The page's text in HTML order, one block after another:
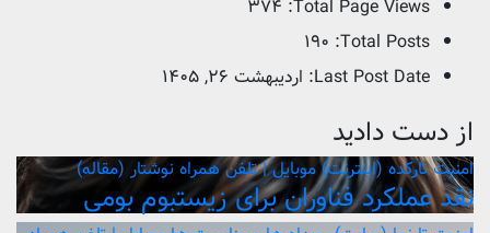
Total Page Views: ۳۷۴
Total Posts: ۱۹۰
Last Post Date: اردیبهشت ۲۶, ۱۴۰۵
از دست دادید
امنیتتارکده (اینترنت)موبایل | تلفن همراه نوشتار (مقاله)
نقد عملکرد فناوران برای زیستبوم بومی